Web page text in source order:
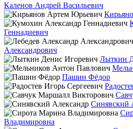
Каленов Андрей Васильевич
Геннадиевич
Александрович
Лыткин
Пашин Фёдор
Синявский
Владимировна